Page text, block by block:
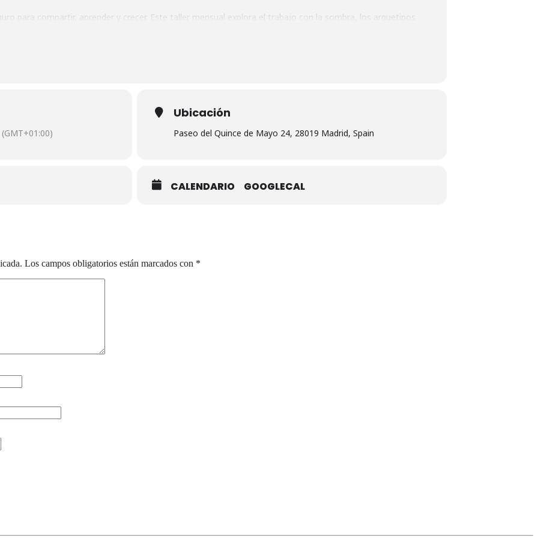
para compartir, aprender y crecer. Este taller mensual explora el trabajo con la sombra, los arquetipos
trabajo corporal, la colaboración en pareja y el compartir en grupo.
la autoaceptación y autorrealización. También fomentaremos el desarrollo de habilidades como la valentía,
(GMT+01:00)
Ubicación
Paseo del Quince de Mayo 24, 28019 Madrid, Spain
CALENDARIO GOOGLECAL
Los campos obligatorios están marcados con *